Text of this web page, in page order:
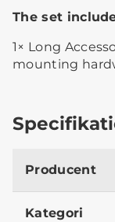
The set
1× Long
mounting
Producent
Kategori